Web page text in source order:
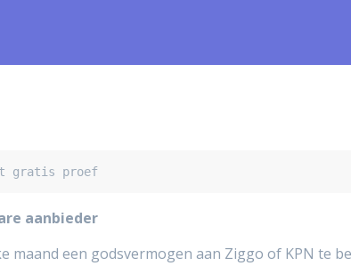
aanbieder
maand een godsvermogen aan Ziggo of KPN te